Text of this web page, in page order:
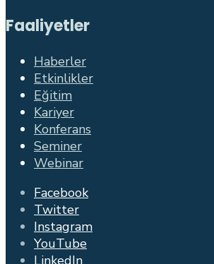
Faaliyetler
Haberler
Etkinlikler
Eğitim
Kariyer
Konferans
Seminer
Webinar
Facebook
Twitter
Instagram
YouTube
LinkedIn